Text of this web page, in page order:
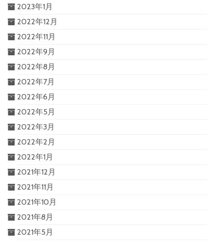
2023年1月
2022年12月
2022年11月
2022年9月
2022年8月
2022年7月
2022年6月
2022年5月
2022年3月
2022年2月
2022年1月
2021年12月
2021年11月
2021年10月
2021年8月
2021年5月